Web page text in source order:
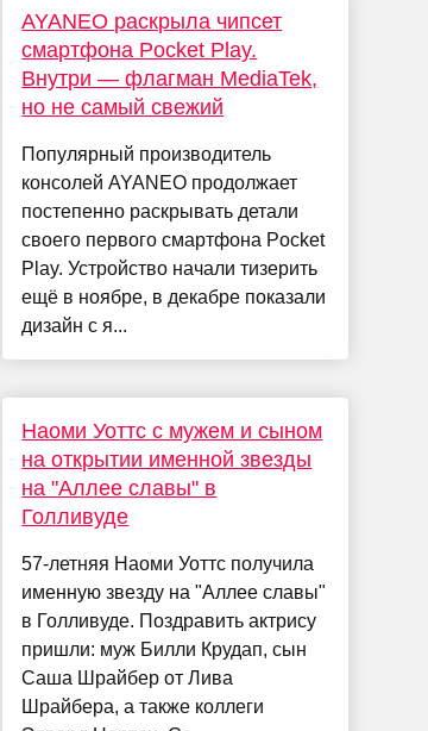
AYANEO раскрыла чипсет
смартфона Pocket Play.
Внутри — флагман MediaTek,
но не самый свежий
Популярный производитель
консолей AYANEO продолжает
постепенно раскрывать детали
своего первого смартфона Pocket
Play. Устройство начали тизерить
ещё в ноябре, в декабре показали
дизайн с я...
Наоми Уоттс с мужем и сыном
на открытии именной звезды
на "Аллее славы" в
Голливуде
57-летняя Наоми Уоттс получила
именную звезду на "Аллее славы"
в Голливуде. Поздравить актрису
пришли: муж Билли Крудап, сын
Саша Шрайбер от Лива
Шрайбера, а также коллеги